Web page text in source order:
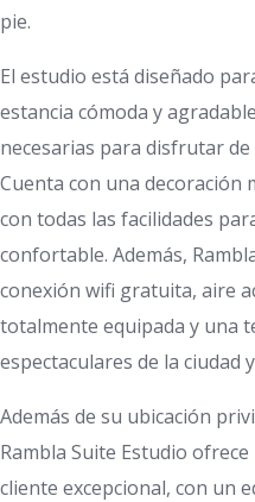
pie.
El estudio está diseñado
estancia cómoda y
necesarias para disfrutar
Cuenta con una decoración
con todas las facilidades
confortable. Además,
conexión wifi gratuita, aire
totalmente equipada y una
espectaculares de la ciudad
Además de su ubicación
Rambla Suite Estudio
cliente excepcional, con un